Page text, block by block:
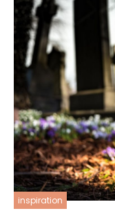
inspiration